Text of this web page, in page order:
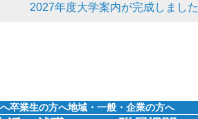
2027年度大学案内が完成しました
卒業生の方へ地域・一般・企業の方へ